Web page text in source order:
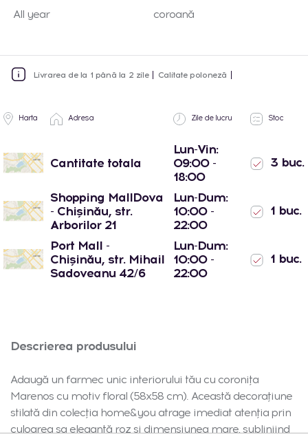
All year
coroană
Livrarea de la 1 până la 2 zile Calitate poloneză
Harta Adresa Zile de lucru Stoc
Cantitate totala
Lun-Vin:
09:00 -
18:00
3 buc.
Shopping MallDova
- Chișinău, str.
Arborilor 21
Lun-Dum:
10:00 -
22:00
1 buc.
Port Mall -
Chișinău, str. Mihail
Sadoveanu 42/6
Lun-Dum:
10:00 -
22:00
1 buc.
Descrierea produsului
Adaugă un farmec unic interiorului tău cu coronița
Marenos cu motiv floral (58x58 cm). Această decorațiune
stilată din colecția home&you atrage imediat atenția prin
culoarea sa elegantă roz și dimensiunea mare, subliniind